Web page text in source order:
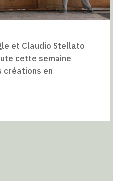
et Claudio Stellato
cette semaine
créations en